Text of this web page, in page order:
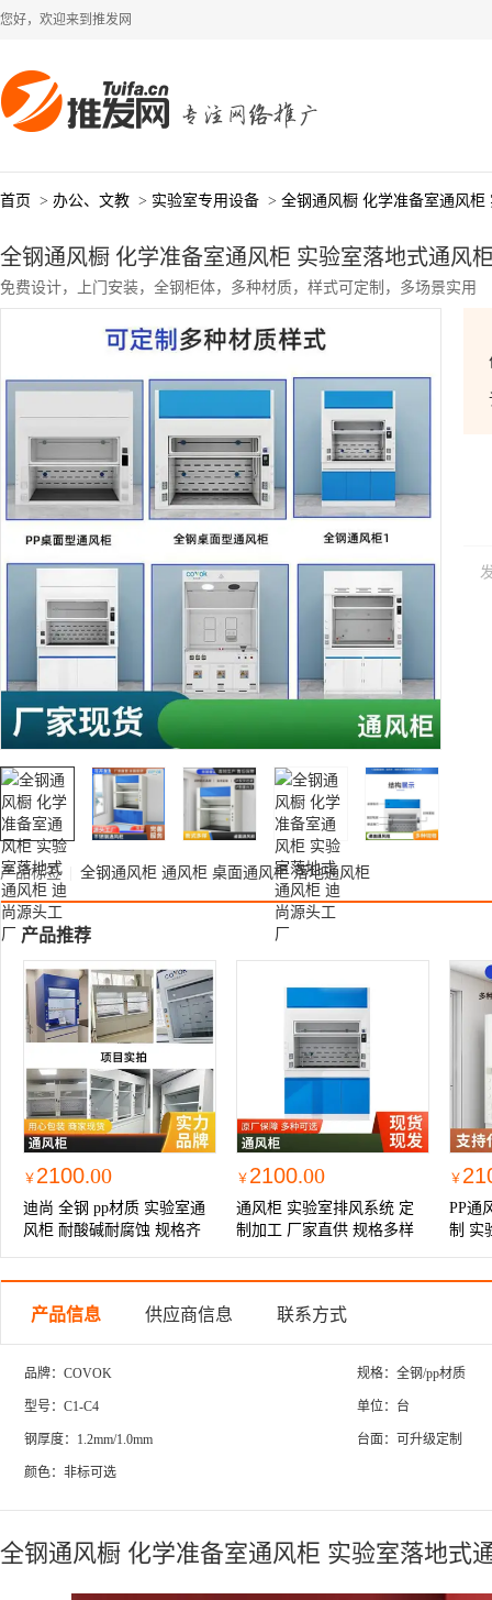
您好，欢迎来到推发网
首页 > 办公、文教 > 实验室专用设备 > 全钢通风橱 化学准备室通风
全钢通风橱 化学准备室通风柜 实验室落地式通风
免费设计，上门安装，全钢柜体，多种材质，样式可定制，多场景实用
产品标签 全钢通风柜 通风柜 桌面通风柜落地通风柜
产品推荐
￥ 2100.00
迪尚 全钢 pp材质 实验室通
风柜 耐酸碱耐腐蚀 规格齐
￥ 2100.00
通风柜 实验室排风系统 定
制加工 厂家直供 规格多样
￥
PP通
制 实
产品信息 供应商信息 联系方式
品牌：COVOK 规格：全钢/pp材质
型号：C1-C4 单位：台
钢厚度：1.2mm/1.0mm 台面：可升级定制
颜色：非标可选
全钢通风橱 化学准备室通风柜 实验室落地式